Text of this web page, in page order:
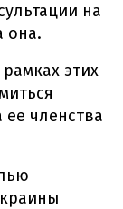
на
она.
этих
членства